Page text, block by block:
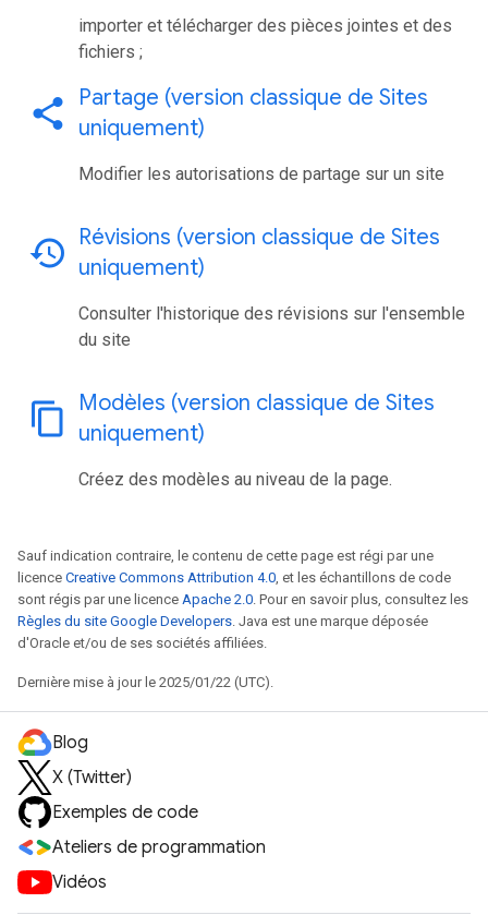
importer et télécharger des pièces jointes et des
fichiers ;
share
Partage (version classique de Sites
uniquement)
Modifier les autorisations de partage sur un site
history Révisions (version classique de Sites
uniquement)
Consulter l'historique des révisions sur l'ensemble
du site
content_copy
Modèles (version classique de Sites
uniquement)
Créez des modèles au niveau de la page.
Sauf indication contraire, le contenu de cette page est régi par une
licence Creative Commons Attribution 4.0, et les échantillons de code
sont régis par une licence Apache 2.0. Pour en savoir plus, consultez les
Règles du site Google Developers. Java est une marque déposée
d'Oracle et/ou de ses sociétés affiliées.
Dernière mise à jour le 2025/01/22 (UTC).
Blog
X (Twitter)
Exemples de code
Ateliers de programmation
Vidéos